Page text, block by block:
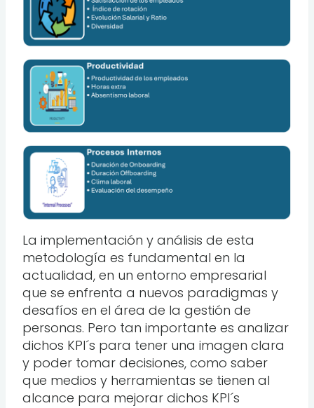
La implementación y análisis de esta
metodología es fundamental en la
actualidad, en un entorno empresarial
que se enfrenta a nuevos paradigmas y
desafíos en el área de la gestión de
personas. Pero tan importante es analizar
dichos KPI´s para tener una imagen clara
y poder tomar decisiones, como saber
que medios y herramientas se tienen al
alcance para mejorar dichos KPI´s